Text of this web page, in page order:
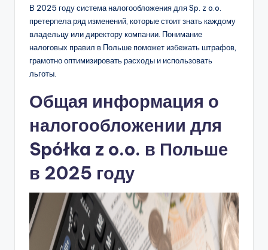
В 2025 году система налогообложения для Sp. z o.o.
претерпела ряд изменений, которые стоит знать каждому
владельцу или директору компании. Понимание
налоговых правил в Польше поможет избежать штрафов,
грамотно оптимизировать расходы и использовать
льготы.
Общая информация о
налогообложении для
Spółka z o.o. в Польше
в 2025 году